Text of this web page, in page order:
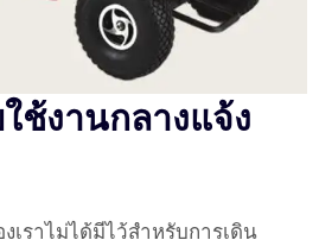
ช้งานกลางแจ้ง
เราไม่ได้มีไว้สำหรับการเดิน